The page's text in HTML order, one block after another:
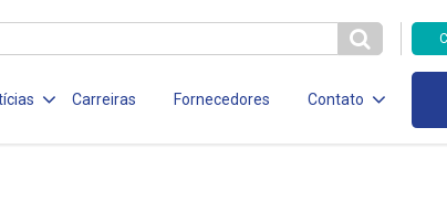
Carreiras Fornecedores Contato